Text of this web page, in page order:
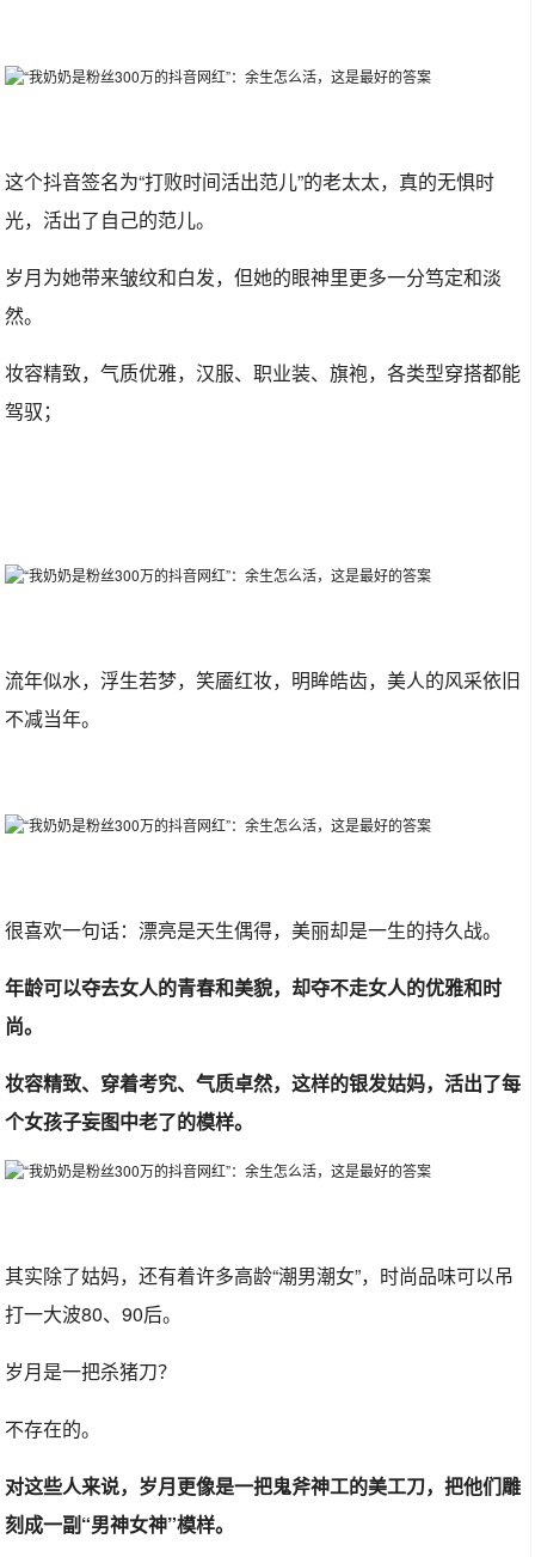
这个抖音签名为“打败时间活出范儿”的老太太，真的无惧时
光，活出了自己的范儿。
岁月为她带来皱纹和白发，但她的眼神里更多一分笃定和淡
然。
妆容精致，气质优雅，汉服、职业装、旗袍，各类型穿搭都能
驾驭；
流年似水，浮生若梦，笑靥红妆，明眸皓齿，美人的风采依旧
不减当年。
很喜欢一句话：漂亮是天生偶得，美丽却是一生的持久战。
年龄可以夺去女人的青春和美貌，却夺不走女人的优雅和时
尚。
妆容精致、穿着考究、气质卓然，这样的银发姑妈，活出了每
个女孩子妄图中老了的模样。
其实除了姑妈，还有着许多高龄“潮男潮女”，时尚品味可以吊
打一大波80、90后。
岁月是一把杀猪刀？
不存在的。
对这些人来说，岁月更像是一把鬼斧神工的美工刀，把他们雕
刻成一副“男神女神”模样。